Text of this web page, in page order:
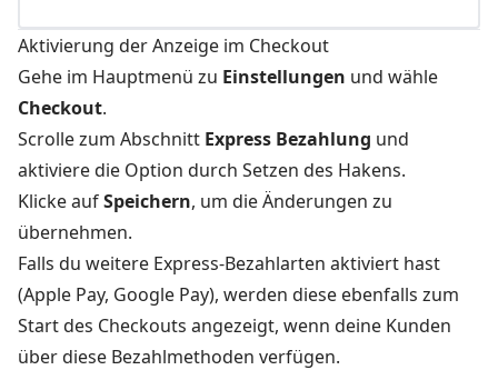
Aktivierung der Anzeige im Checkout
Gehe im Hauptmenü zu Einstellungen und wähle
Checkout.
Scrolle zum Abschnitt Express Bezahlung und
aktiviere die Option durch Setzen des Hakens.
Klicke aufSpeichern, um die Änderungen zu
übernehmen.
Falls du weitere Express-Bezahlarten aktiviert hast
(Apple Pay, Google Pay), werden diese ebenfalls zum
Start des Checkouts angezeigt, wenn deine Kunden
über diese Bezahlmethoden verfügen.